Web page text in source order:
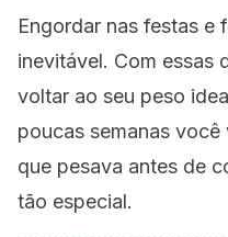
Engordar nas festas e
inevitável. Com essas
voltar ao seu peso
poucas semanas
que pesava antes de
tão especial.